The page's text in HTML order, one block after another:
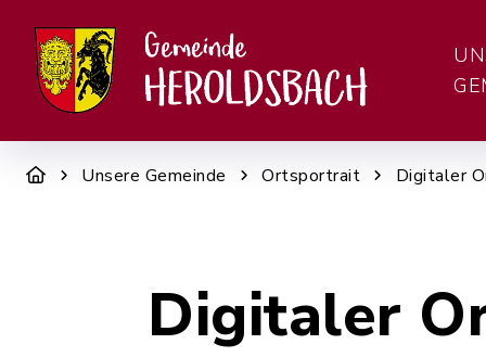
Unsere Gemeinde Ortsportrait Digitaler
Digitaler